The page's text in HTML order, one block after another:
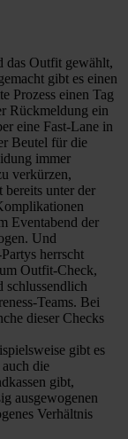
das Outfit gewählt,
gibt es einen
Prozess einen Tag
Rückmeldung ein
eine Fast-Lane in
Beutel für die
immer
verkürzen,
bereits unter der
Eventabend der
Und
herrscht
Outfit-Check,
schlussendlich
Teams. Bei
dieser Checks
gibt es
die
gibt,
ausgewogenen
Verhältnis